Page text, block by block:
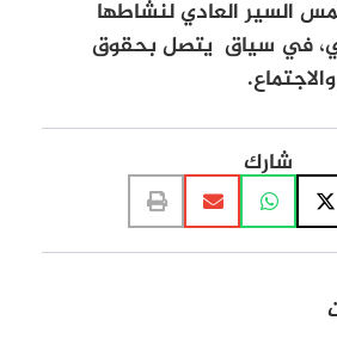
السير العادي لنشاطها
في سياق يتصل بحقوق
شارك